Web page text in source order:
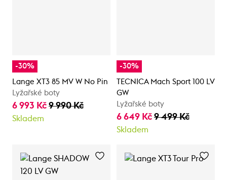
-30%
Lange XT3 85 MV W No Pin
Lyžařské boty
6 993 Kč 9 990 Kč
Skladem
-30%
TECNICA Mach Sport 100 LV
GW
Lyžařské boty
6 649 Kč 9 499 Kč
Skladem